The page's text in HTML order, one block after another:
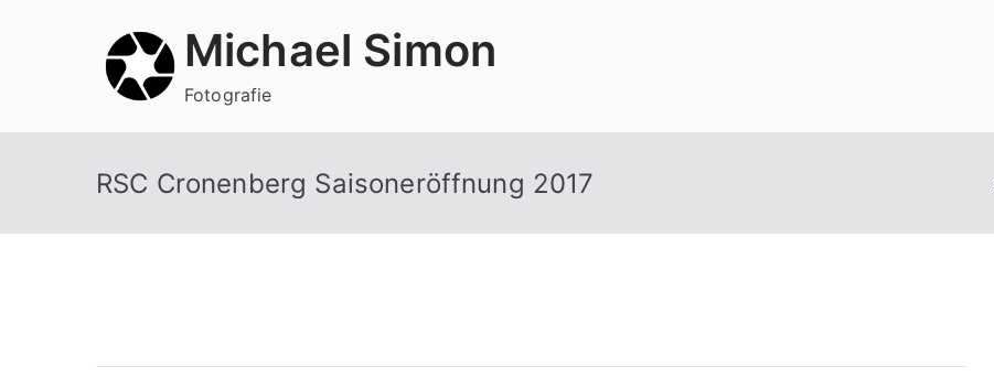
Michael Simon
Fotografie
RSC Cronenberg Saisoneröffnung 2017